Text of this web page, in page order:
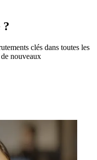
?
clés dans toutes les
nouveaux